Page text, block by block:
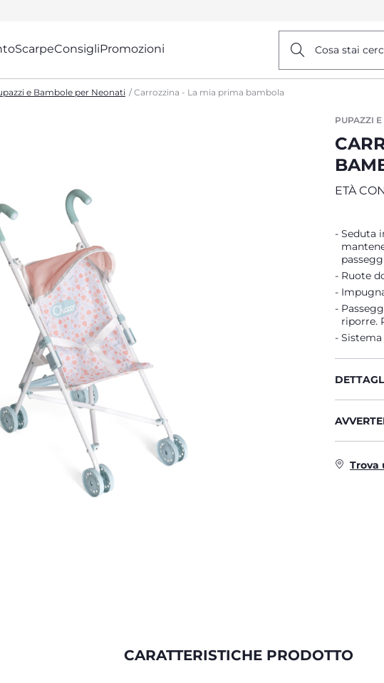
ScarpeConsigliPromozioni Cosa stai
e Bambole per Neonati Carrozzina - La mia prima bambola
PUPAZZI
ETÀ
Seduta
Ruote
riporre.
Trova
CARATTERISTICHE PRODOTTO